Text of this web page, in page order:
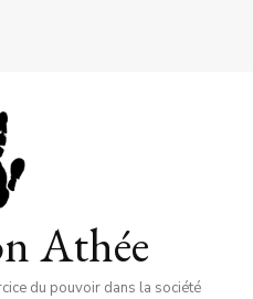
Athée
du pouvoir dans la société